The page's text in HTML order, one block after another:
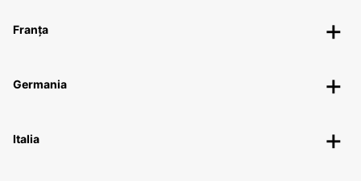
Franța
Germania
Italia